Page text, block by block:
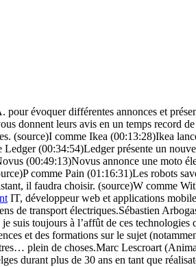
évoquer différentes annonces et
donnent leurs avis en un temps record
(source)I comme Ikea (00:13:28)Ikea
Ledger (00:34:54)Ledger présente un
(00:49:13)Novus annonce une moto
comme Pain (01:16:31)Les robots
il faudra choisir. (source)W comme
IT, développeur web et applications
de transport électriques.Sébastien
suis toujours à l’affût de ces
et des formations sur le sujet
plein de choses.Marc Lescroart
durant plus de 30 ans en tant que